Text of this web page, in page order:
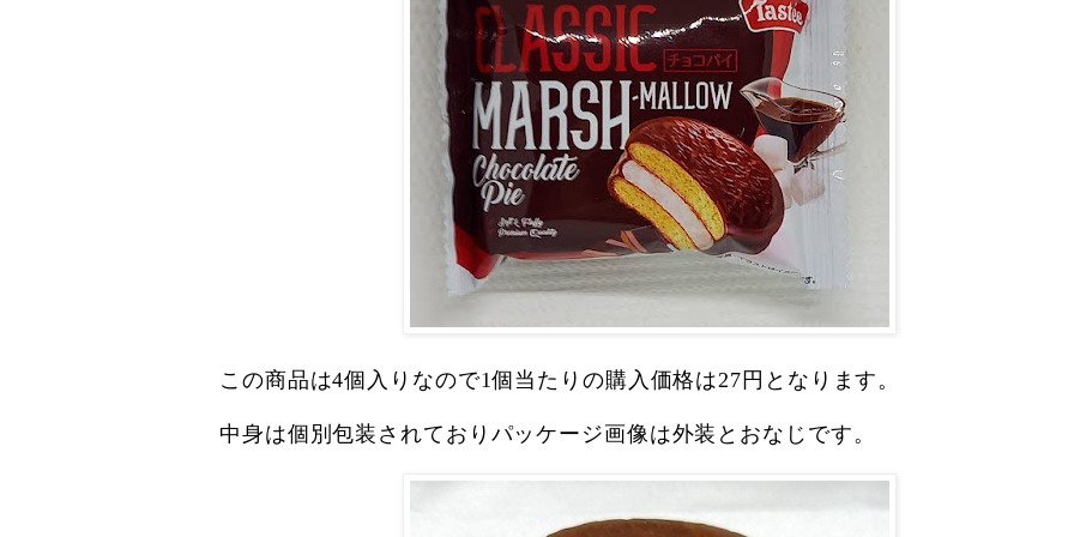
この商品は4個入りなので1個当たりの購入価格は27円となります。
中身は個別包装されておりパッケージ画像は外装とおなじです。